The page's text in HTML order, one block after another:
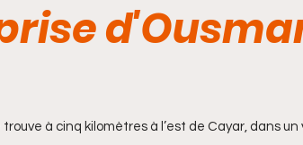
Diop Sanou Keita Souleymane
trouve à cinq kilomètres à l’est de Cayar, dans